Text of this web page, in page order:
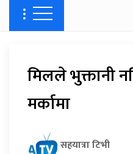
मिलले भुक्तानी
मर्कामा
सहयात्रा टिभी